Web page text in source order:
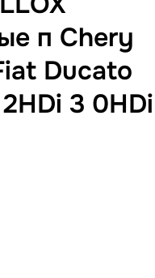
п Chery
Ducato
3 0HDi